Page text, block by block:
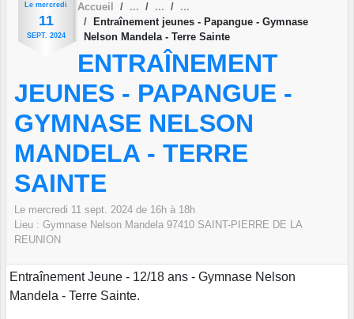
Le mercredi
11
SEPT. 2024
Accueil
Entraînement jeunes - Papangue - Gymnase
Nelson Mandela - Terre Sainte
ENTRAÎNEMENT
JEUNES - PAPANGUE -
GYMNASE NELSON
MANDELA - TERRE
SAINTE
Le mercredi 11 sept. 2024 de 16h à 18h
Lieu : Gymnase Nelson Mandela 97410 SAINT-PIERRE DE LA
REUNION
Entraînement Jeune - 12/18 ans - Gymnase Nelson
Mandela - Terre Sainte.